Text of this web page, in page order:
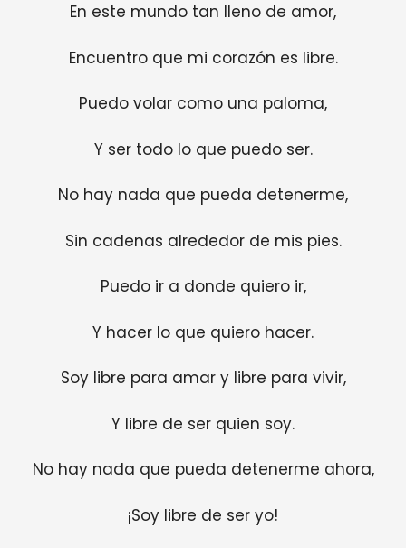
En este mundo tan lleno de amor,
Encuentro que mi corazón es libre.
Puedo volar como una paloma,
Y ser todo lo que puedo ser.
No hay nada que pueda detenerme,
Sin cadenas alrededor de mis pies.
Puedo ir a donde quiero ir,
Y hacer lo que quiero hacer.
Soy libre para amar y libre para vivir,
Y libre de ser quien soy.
No hay nada que pueda detenerme ahora,
¡Soy libre de ser yo!